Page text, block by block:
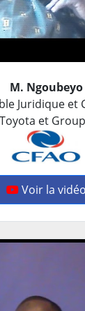
M. Ngoubeyo
Juridique et
et
Voir la vidéo